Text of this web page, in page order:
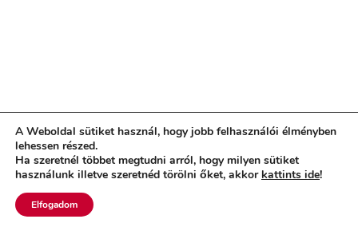
A Weboldal sütiket használ, hogy jobb felhasználói élményben
lehessen részed.
Ha szeretnél többet megtudni arról, hogy milyen sütiket
használunk illetve szeretnéd törölni őket, akkor kattints ide!
Elfogadom